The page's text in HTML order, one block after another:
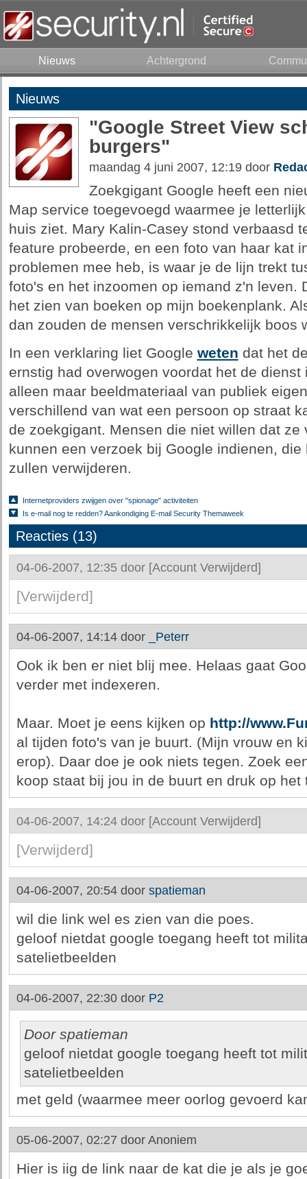
Nieuws Achtergrond
Nieuws
"Google Street View
burgers"
maandag 4 juni 2007, 12:19 door
Zoekgigant Google heeft een
Map service toegevoegd waarmee je
huis ziet. Mary Kalin-Casey stond verbaasd
feature probeerde, en een foto van haar kat
problemen mee heb, is waar je de lijn trekt
foto's en het inzoomen op iemand z'n leven.
het zien van boeken op mijn boekenplank.
dan zouden de mensen verschrikkelijk boos
In een verklaring liet Google weten dat het
ernstig had overwogen voordat het de
alleen maar beeldmateriaal van publiek
verschillend van wat een persoon op straat
de zoekgigant. Mensen die niet willen dat ze
kunnen een verzoek bij Google indienen,
zullen verwijderen.
Internetproviders zwijgen over "spionage" activiteiten
Is e-mail nog te redden? Aankondiging E-mail Security Themaweek
Reacties (13)
04-06-2007, 12:35 door [Account Verwijderd]
[Verwijderd]
04-06-2007, 14:14 door _Peterr
Ook ik ben er niet blij mee. Helaas gaat
verder met indexeren.
Maar. Moet je eens kijken op http://
al tijden foto's van je buurt. (Mijn vrouw en
erop). Daar doe je ook niets tegen. Zoek
koop staat bij jou in de buurt en druk op het
04-06-2007, 14:24 door [Account Verwijderd]
[Verwijderd]
04-06-2007, 20:54 door spatieman
wil die link wel es zien van die poes.
geloof nietdat google toegang heeft tot
satelietbeelden
04-06-2007, 22:30 door P2
Door spatieman
geloof nietdat google toegang heeft tot
satelietbeelden
met geld (waarmee meer oorlog gevoerd
05-06-2007, 02:27 door Anoniem
Hier is iig de link naar de kat die je als je